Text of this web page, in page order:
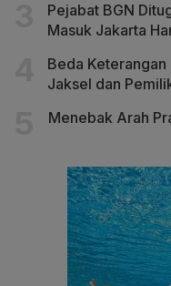
Pejabat BGN
Masuk Jakarta
Beda Keterangan
Jaksel dan
Menebak Arah